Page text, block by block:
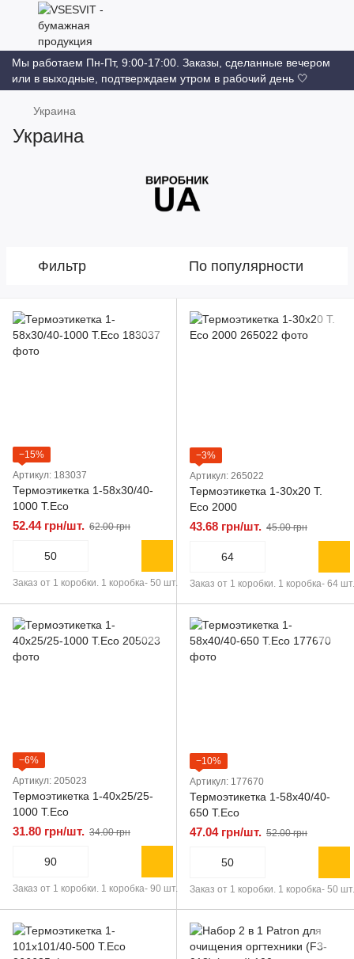
Мы работаем Пн-Пт, 9:00-17:00. Заказы, сделанные вечером
или в выходные, подтверждаем утром в рабочий день 🤍
Украина
Украина
Фильтр По популярности
−15%
Артикул: 183037
Термоэтикетка 1-58х30/40-
1000 T.Eco
52.44 грн/шт. 62.00 грн
Заказ от 1 коробки. 1 коробка- 50 шт.
−3%
Артикул: 265022
Термоэтикетка 1-30х20 Т.
Eco 2000
43.68 грн/шт. 45.00 грн
Заказ от 1 коробки. 1 коробка- 64 шт.
−6%
Артикул: 205023
Термоэтикетка 1-40х25/25-
1000 T.Eco
31.80 грн/шт. 34.00 грн
Заказ от 1 коробки. 1 коробка- 90 шт.
−10%
Артикул: 177670
Термоэтикетка 1-58х40/40-
650 T.Eco
47.04 грн/шт. 52.00 грн
Заказ от 1 коробки. 1 коробка- 50 шт.